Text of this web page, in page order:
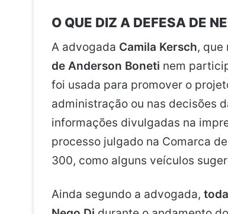
O QUE DIZ A DEFESA DE
A advogada Camila Kersch, que
de Anderson Boneti nem
foi usada para promover o
administração ou nas decisões
informações divulgadas na
processo julgado na Comarca
300, como alguns veículos
Ainda segundo a advogada,